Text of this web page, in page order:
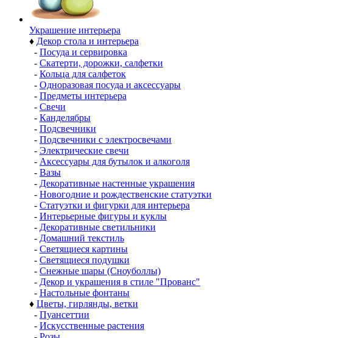
Украшение интерьера
♦ Декор стола и интерьера
- Посуда и сервировка
- Скатерти, дорожки, салфетки
- Кольца для салфеток
- Одноразовая посуда и аксессуары
- Предметы интерьера
- Свечи
- Канделябры
- Подсвечники
- Подсвечники с электросвечами
- Электрические свечи
- Аксессуары для бутылок и алкоголя
- Вазы
- Декоративные настенные украшения
- Новогодние и рождественские статуэтки
- Статуэтки и фигурки для интерьера
- Интерьерные фигуры и куклы
- Декоративные светильники
- Домашний текстиль
- Светящиеся картины
- Светящиеся подушки
- Снежные шары (Сноуболлы)
- Декор и украшения в стиле "Прованс"
- Настольные фонтаны
♦ Цветы, гирлянды, ветки
- Пуансеттии
- Искусственные растения